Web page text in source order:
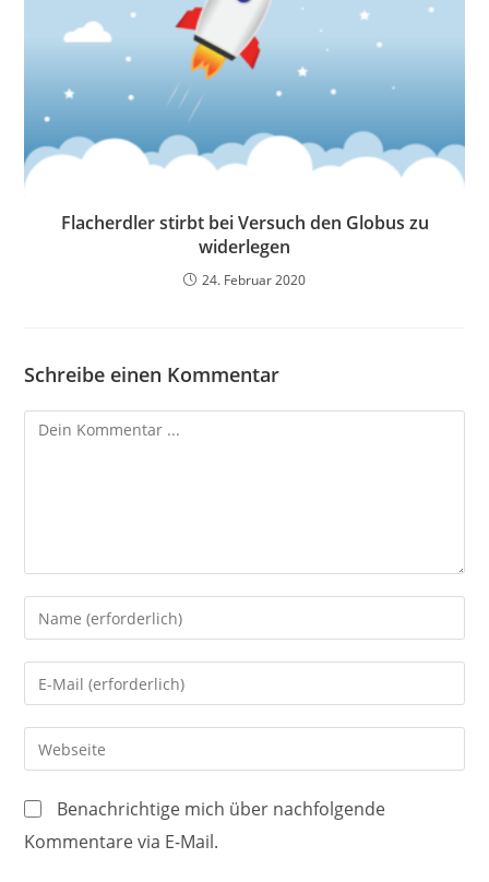
Flacherdler stirbt bei Versuch den Globus zu
widerlegen
24. Februar 2020
Schreibe einen Kommentar
Kommentieren
Gib
deinen
Namen
oder
Benutzernamen
zum
ein
Gib
deine
E-
Mail-
zum
Kommentieren
Gib
deine
Website-
URL
ein
Benachrichtige mich über nachfolgende
Kommentare via E-Mail.